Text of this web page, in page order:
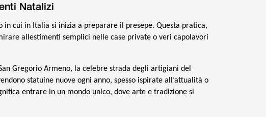
Natalizi
in cui in Italia si inizia a preparare il presepe. Questa pratica,
allestimenti semplici nelle case private o veri capolavori
Gregorio Armeno, la celebre strada degli artigiani del
statuine nuove ogni anno, spesso ispirate all’attualità o
entrare in un mondo unico, dove arte e tradizione si